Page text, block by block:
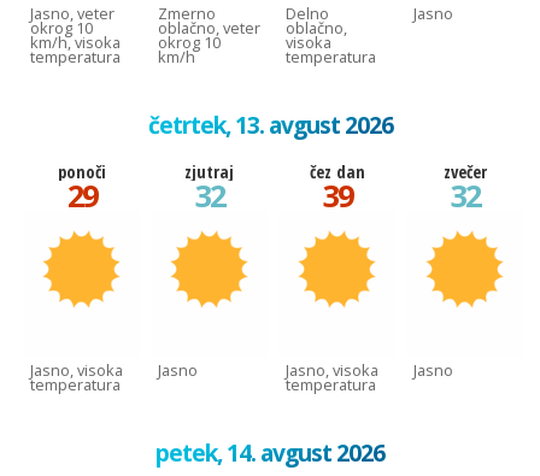
Jasno, veter
okrog 10
km/h, visoka
temperatura
Zmerno
oblačno, veter
okrog 10
km/h
Delno
oblačno,
visoka
temperatura
Jasno
četrtek, 13. avgust 2026
ponoči
29
Jasno, visoka
temperatura
zjutraj
32
Jasno
čez dan
39
Jasno, visoka
temperatura
zvečer
32
Jasno
petek, 14. avgust 2026